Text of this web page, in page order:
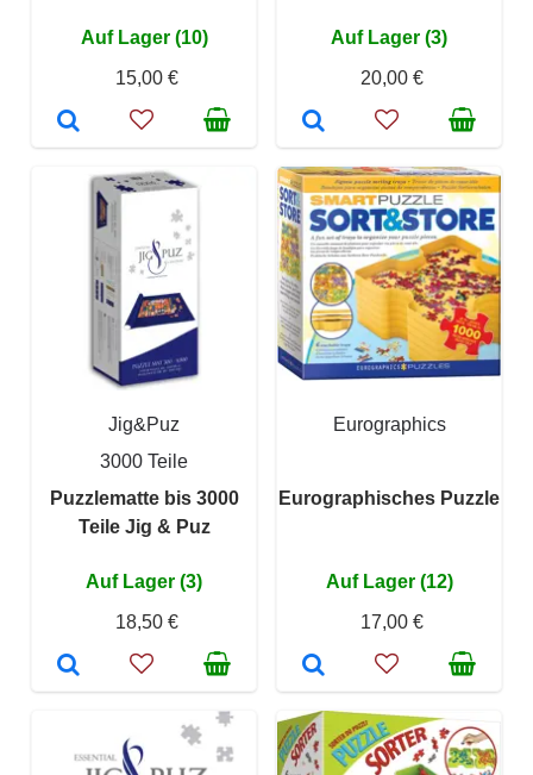
Auf Lager (10)
15,00 €
Auf Lager (3)
20,00 €
Jig&Puz
3000 Teile
Puzzlematte bis 3000
Teile Jig & Puz
Auf Lager (3)
18,50 €
Eurographics
Eurographisches Puzzle
Auf Lager (12)
17,00 €